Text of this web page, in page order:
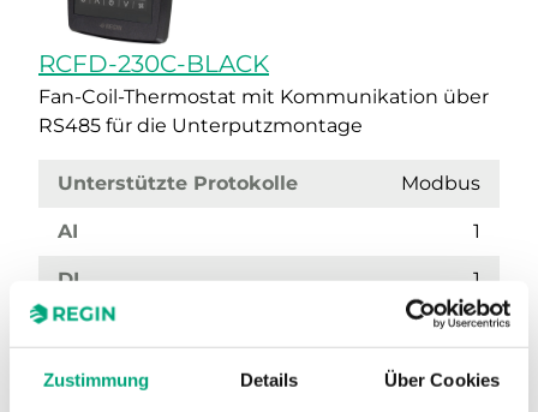
Zustimmung Details Über Cookies
RCFD-230C-BLACK
Fan-Coil-Thermostat mit Kommunikation über
RS485 für die Unterputzmontage
Unterstützte Protokolle Modbus
AI 1
DI 1
DO 5
Farbe, Abdeckung RAL9003